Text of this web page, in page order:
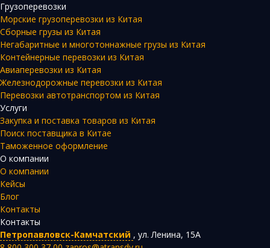
Грузоперевозки
Морские грузоперевозки из Китая
Сборные грузы из Китая
Негабаритные и многотоннажные грузы из Китая
Контейнерные перевозки из Китая
Авиаперевозки из Китая
Железнодорожные перевозки из Китая
Перевозки автотранспортом из Китая
Услуги
Закупка и поставка товаров из Китая
Поиск поставщика в Китае
Таможенное оформление
О компании
О компании
Кейсы
Блог
Контакты
Контакты
Петропавловск-Камчатский , ул. Ленина, 15А